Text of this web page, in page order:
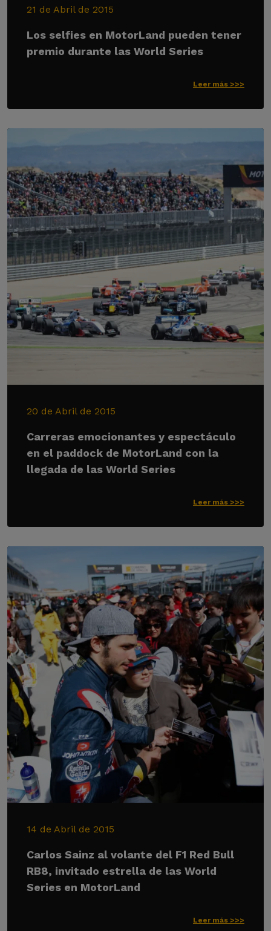
21 de Abril de 2015
Los selfies en MotorLand pueden tener
premio durante las World Series
Leer más >>>
20 de Abril de 2015
Carreras emocionantes y espectáculo
en el paddock de MotorLand con la
llegada de las World Series
Leer más >>>
14 de Abril de 2015
Carlos Sainz al volante del F1 Red Bull
RB8, invitado estrella de las World
Series en MotorLand
Leer más >>>